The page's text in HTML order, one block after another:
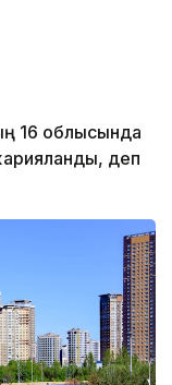
16 облысында
деп